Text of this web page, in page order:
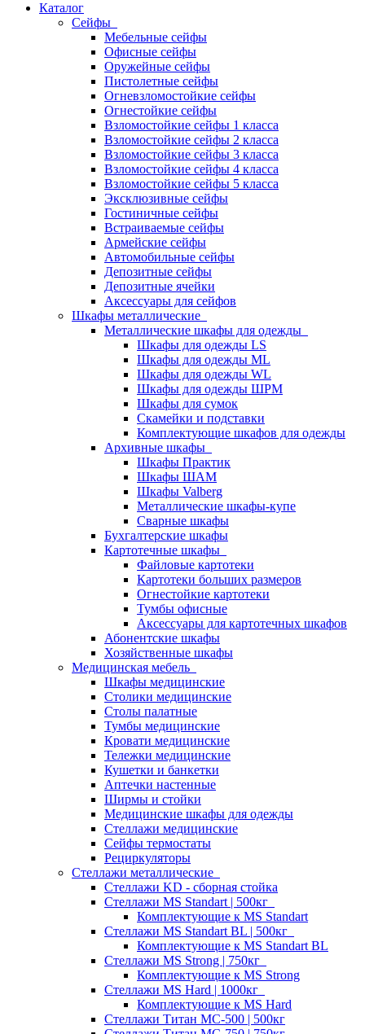
Каталог
Сейфы
Мебельные сейфы
Офисные сейфы
Оружейные сейфы
Пистолетные сейфы
Огневзломостойкие сейфы
Огнестойкие сейфы
Взломостойкие сейфы 1 класса
Взломостойкие сейфы 2 класса
Взломостойкие сейфы 3 класса
Взломостойкие сейфы 4 класса
Взломостойкие сейфы 5 класса
Эксклюзивные сейфы
Гостиничные сейфы
Встраиваемые сейфы
Армейские сейфы
Автомобильные сейфы
Депозитные сейфы
Депозитные ячейки
Аксессуары для сейфов
Шкафы металлические
Металлические шкафы для одежды
Шкафы для одежды LS
Шкафы для одежды ML
Шкафы для одежды WL
Шкафы для одежды ШРМ
Шкафы для сумок
Скамейки и подставки
Комплектующие шкафов для одежды
Архивные шкафы
Шкафы Практик
Шкафы ШАМ
Шкафы Valberg
Металлические шкафы-купе
Сварные шкафы
Бухгалтерские шкафы
Картотечные шкафы
Файловые картотеки
Картотеки больших размеров
Огнестойкие картотеки
Тумбы офисные
Аксессуары для картотечных шкафов
Абонентские шкафы
Хозяйственные шкафы
Медицинская мебель
Шкафы медицинские
Столики медицинские
Столы палатные
Тумбы медицинские
Кровати медицинские
Тележки медицинские
Кушетки и банкетки
Аптечки настенные
Ширмы и стойки
Медицинские шкафы для одежды
Стеллажи медицинские
Сейфы термостаты
Рециркуляторы
Стеллажи металлические
Стеллажи KD - сборная стойка
Стеллажи MS Standart | 500кг
Комплектующие к MS Standart
Стеллажи MS Standart BL | 500кг
Комплектующие к MS Standart BL
Стеллажи MS Strong | 750кг
Комплектующие к MS Strong
Стеллажи MS Hard | 1000кг
Комплектующие к MS Hard
Стеллажи Титан МС-500 | 500кг